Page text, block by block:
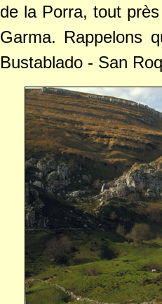
de la Porra, tout
Garma. Rappelons
Bustablado - San